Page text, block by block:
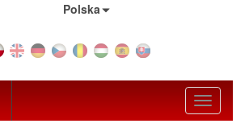
Polska
Toggle